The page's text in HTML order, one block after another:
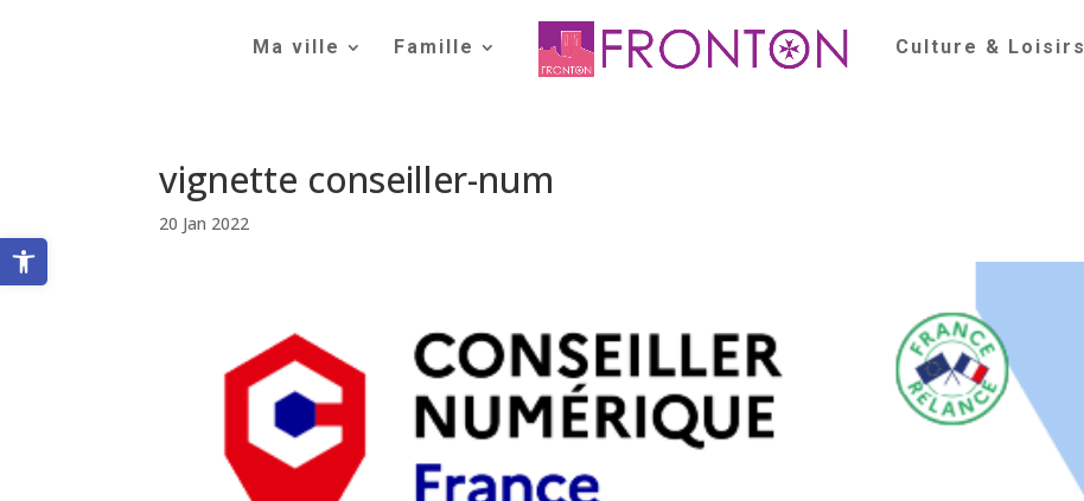
Ouvrir la barre d’outils
Ma ville Famille Culture & Loisirs
vignette conseiller-num
20 Jan 2022